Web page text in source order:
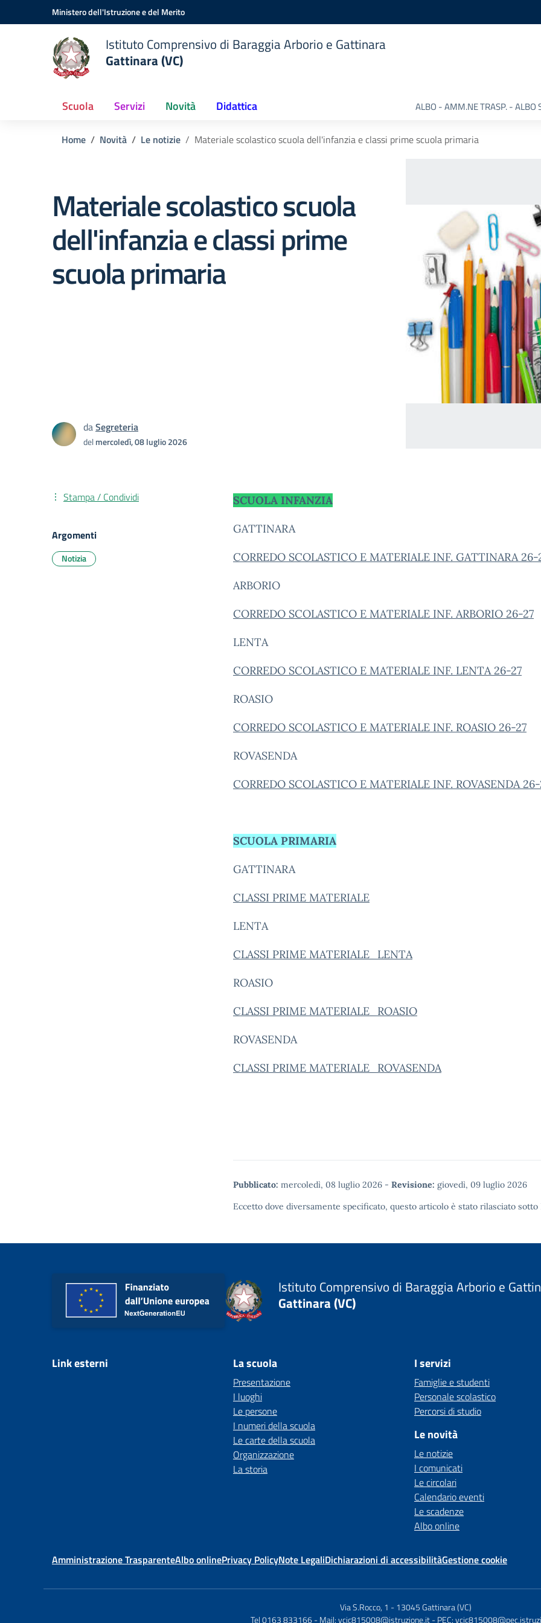
Vai ai contenuti
Vai al menu di navigazioneMinistero dell'Istruzione e del Merito
Istituto Comprensivo di Baraggia Arborio e Gattinara
Gattinara (VC)
Scuola Servizi Novità Didattica ALBO - AMM.NE TRASP. - ALBO
Home Novità Le notizie Materiale scolastico scuola dell'infanzia e classi prime scuola primaria
Materiale scolastico scuola
dell'infanzia e classi prime
scuola primaria
daSegreteria
delmercoledì, 08 luglio 2026
SCUOLA INFANZIA
GATTINARA
CORREDO SCOLASTICO E MATERIALE INF. GATTINARA 26-
ARBORIO
CORREDO SCOLASTICO E MATERIALE INF. ARBORIO 26-27
LENTA
CORREDO SCOLASTICO E MATERIALE INF. LENTA 26-27
ROASIO
CORREDO SCOLASTICO E MATERIALE INF. ROASIO 26-27
ROVASENDA
CORREDO SCOLASTICO E MATERIALE INF. ROVASENDA
SCUOLA PRIMARIA
GATTINARA
CLASSI PRIME MATERIALE
LENTA
CLASSI PRIME MATERIALE_LENTA
ROASIO
CLASSI PRIME MATERIALE_ROASIO
ROVASENDA
CLASSI PRIME MATERIALE_ROVASENDA
Pubblicato: mercoledì, 08 luglio 2026 - Revisione: giovedì, 09 luglio 2026
Eccetto dove diversamente specificato, questo articolo è stato rilasciato sotto
Stampa / Condividi
Argomenti
Notizia
Istituto Comprensivo di Baraggia Arborio e
Gattinara (VC)
Link esterni La scuola
Presentazione
I luoghi
Le persone
I numeri della scuola
Le carte della scuola
Organizzazione
La storia
I servizi
Famiglie e studenti
Personale scolastico
Percorsi di studio
Le novità
Le notizie
I comunicati
Le circolari
Calendario eventi
Le scadenze
Albo online
Amministrazione TrasparenteAlbo onlinePrivacy PolicyNote LegaliDichiarazioni di accessibilitàGestione cookie
Via S.Rocco, 1 -13045 Gattinara (VC)
Tel 0163 833166- Mail:vcic815008@istruzione.it- PEC: